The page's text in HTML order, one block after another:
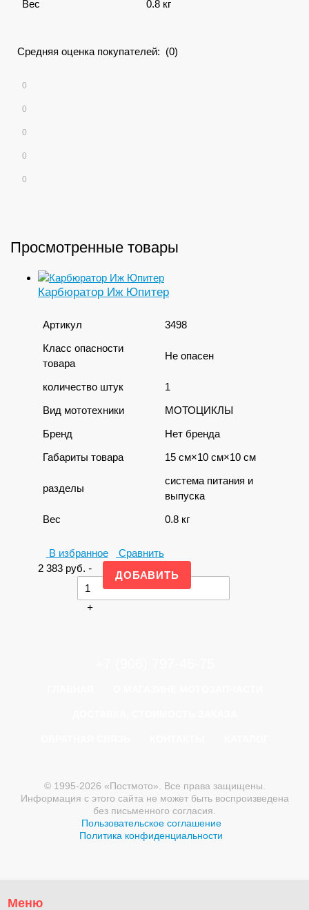
Вес
0.8 кг
Средняя оценка покупателей: (0)
0
0
0
0
0
Просмотренные товары
Карбюратор Иж Юпитер
Артикул
3498
Класс опасности
товара
Не опасен
количество штук
1
Вид мототехники
МОТОЦИКЛЫ
Бренд
Нет бренда
Габариты товара
15 см×10 см×10 см
разделы
система питания и
выпуска
Вес
0.8 кг
В избранное
Сравнить
2 383 руб. -
+
© 1995-2026 «Постмото». Все права защищены.
Информация с этого сайта не может быть воспроизведена
без письменного согласия.
Пользовательское соглашение
Политика конфиденциальности
Меню